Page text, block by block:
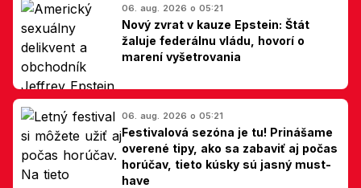
06. aug. 2026 o 05:21
Nový zvrat v kauze Epstein: Štát
žaluje federálnu vládu, hovorí o
marení vyšetrovania
06. aug. 2026 o 05:21
Festivalová sezóna je tu! Prinášame
overené tipy, ako sa zabaviť aj počas
horúčav, tieto kúsky sú jasný must-
have